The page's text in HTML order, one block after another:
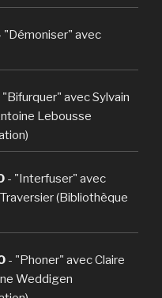
"Démoniser" avec
"Bifurquer" avec Sylvain
Lebousse
- "Interfuser" avec
(Bibliothèque
- "Phoner" avec Claire
Weddigen